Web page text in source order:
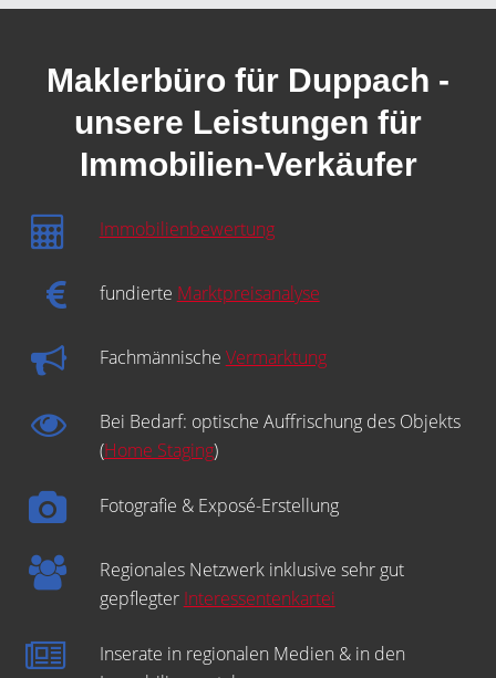
Maklerbüro für Duppach -
unsere Leistungen für
Immobilien-Verkäufer
Immobilienbewertung
fundierte Marktpreisanalyse
Fachmännische Vermarktung
Bei Bedarf: optische Auffrischung des Objekts
(Home Staging)
Fotografie & Exposé-Erstellung
Regionales Netzwerk inklusive sehr gut
gepflegter Interessentenkartei
Inserate in regionalen Medien & in den